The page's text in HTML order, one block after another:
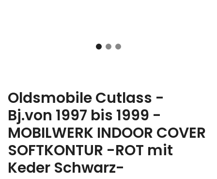
Oldsmobile Cutlass -
Bj.von 1997 bis 1999 -
MOBILWERK INDOOR COVER
SOFTKONTUR -ROT mit
Keder Schwarz-